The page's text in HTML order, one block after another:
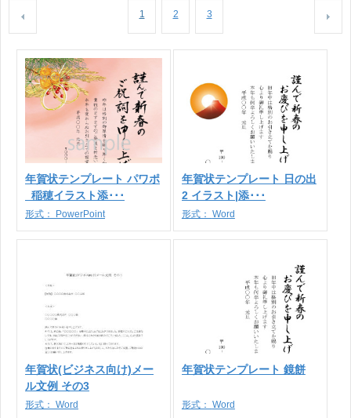
1 2 3
年賀状テンプレート パワポ
_稲穂イラスト添･･･
形式： PowerPoint
年賀状テンプレート 日の出
2 イラスト|添･･･
形式： Word
年賀状(ビジネス向け)メー
ル文例 その3
形式： Word
年賀状テンプレート 鏡餅
形式： Word